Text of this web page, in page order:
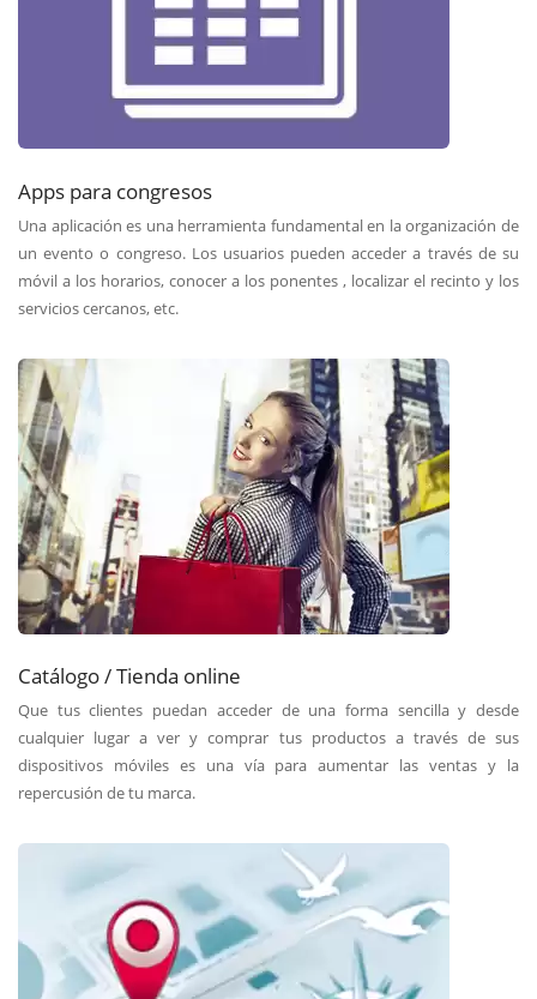
Apps para congresos
Una aplicación es una herramienta fundamental en la organización de
un evento o congreso. Los usuarios pueden acceder a través de su
móvil a los horarios, conocer a los ponentes , localizar el recinto y los
servicios cercanos, etc.
Catálogo / Tienda online
Que tus clientes puedan acceder de una forma sencilla y desde
cualquier lugar a ver y comprar tus productos a través de sus
dispositivos móviles es una vía para aumentar las ventas y la
repercusión de tu marca.